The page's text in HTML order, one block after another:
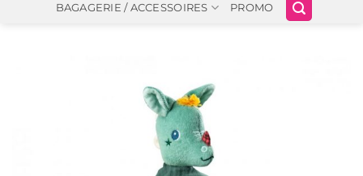
BAGAGERIE / ACCESSOIRES PROMO